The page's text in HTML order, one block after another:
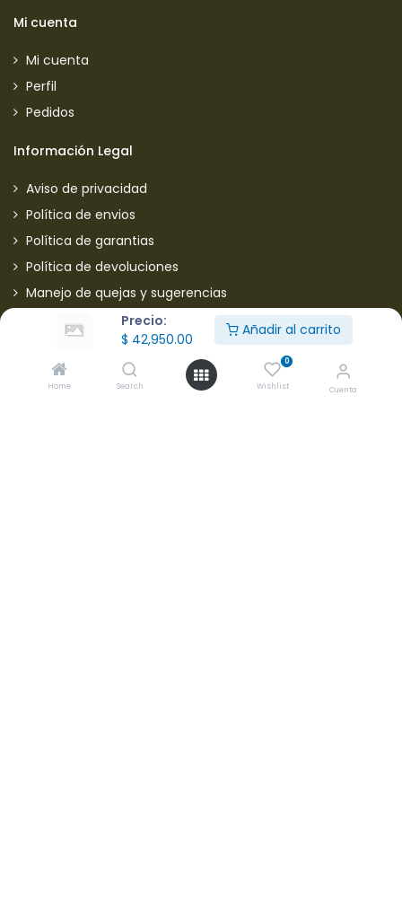
Precio:
$ 42,950.00
Añadir al carrito
Home Search
0
Wishlist Cuenta
Mi cuenta
Mi cuenta
Perfil
Pedidos
Información Legal
Aviso de privacidad
Política de envios
Política de garantias
Política de devoluciones
Manejo de quejas y sugerencias
Aviso de privacidad usuarios
Mantente informado de nuestras ofertas